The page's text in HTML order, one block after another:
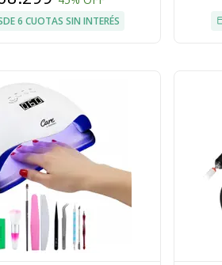
6 CUOTAS SIN INTERÉS